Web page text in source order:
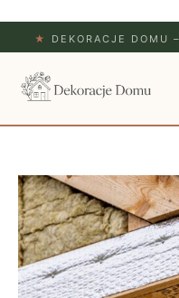
★ DEKORACJE DOMU